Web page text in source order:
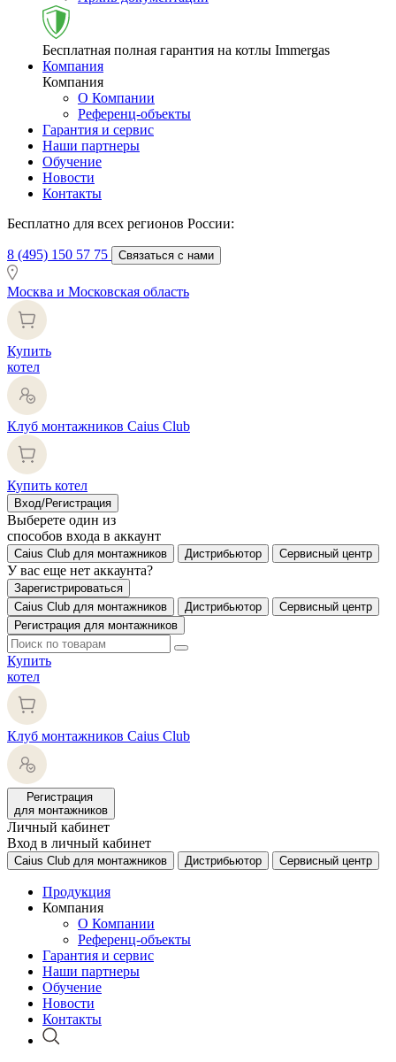
Бесплатная полная гарантия на котлы Immergas
Компания
Компания
О Компании
Референц-объекты
Гарантия и сервис
Наши партнеры
Обучение
Новости
Контакты
Бесплатно для всех регионов России:
8 (495) 150 57 75 Связаться с нами
Москва и Московская область
Купить
котел
Клуб монтажников Caius Club
Купить котел
Вход/Регистрация
Выберете один из
способов входа в аккаунт
Caius Club для монтажников Дистрибьютор Сервисный центр
У вас еще нет аккаунта?
Зарегистрироваться
Caius Club для монтажников
Дистрибьютор
Сервисный центр
Регистрация для монтажников
Купить
котел
Клуб монтажников Caius Club
Регистрация
для монтажников
Личный кабинет
Вход в личный кабинет
Caius Club для монтажников Дистрибьютор Сервисный центр
Продукция
Компания
О Компании
Референц-объекты
Гарантия и сервис
Наши партнеры
Обучение
Новости
Контакты